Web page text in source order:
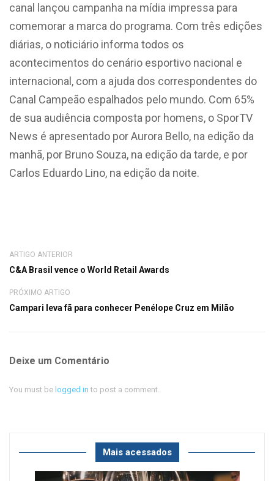
canal lançou campanha na mídia impressa para
comemorar a marca do programa. Com três edições
diárias, o noticiário informa todos os
acontecimentos do cenário esportivo nacional e
internacional, com a ajuda dos correspondentes do
Canal Campeão espalhados pelo mundo. Com 65%
de sua audiência composta por homens, o SporTV
News é apresentado por Aurora Bello, na edição da
manhã, por Bruno Souza, na edição da tarde, e por
Carlos Eduardo Lino, na edição da noite.
ARTIGO ANTERIOR
C&A Brasil vence o World Retail Awards
PRÓXIMO ARTIGO
Campari leva fã para conhecer Penélope Cruz em Milão
Deixe um Comentário
You must be logged in to post a comment.
Mais acessados